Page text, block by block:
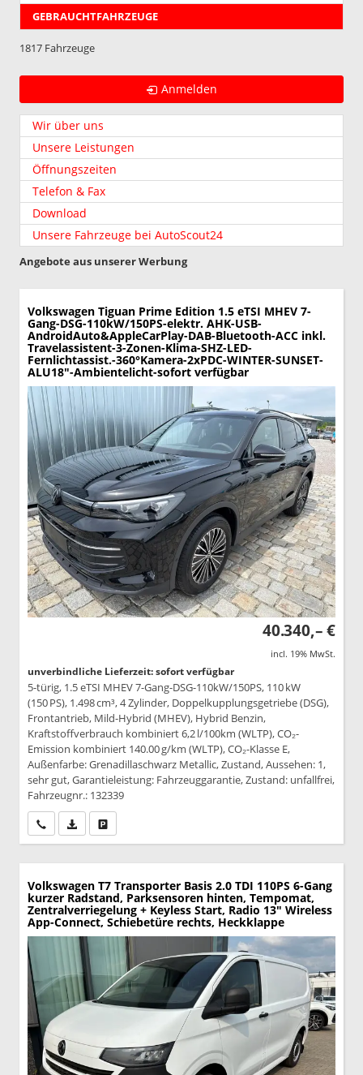
GEBRAUCHTFAHRZEUGE
1817 Fahrzeuge
Anmelden
Wir über uns
Unsere Leistungen
Öffnungszeiten
Telefon & Fax
Download
Unsere Fahrzeuge bei AutoScout24
Angebote aus unserer Werbung
Volkswagen Tiguan Prime Edition 1.5 eTSI MHEV 7-
Gang-DSG-110kW/150PS-elektr. AHK-USB-
AndroidAuto&AppleCarPlay-DAB-Bluetooth-ACC inkl.
Travelassistent-3-Zonen-Klima-SHZ-LED-
Fernlichtassist.-360°Kamera-2xPDC-WINTER-SUNSET-
ALU18"-Ambientelicht-sofort verfügbar
40.340,– €
incl. 19% MwSt.
unverbindliche Lieferzeit: sofort verfügbar
5-türig, 1.5 eTSI MHEV 7-Gang-DSG-110kW/150PS, 110 kW
(150 PS), 1.498 cm³, 4 Zylinder, Doppelkupplungsgetriebe (DSG),
Frontantrieb, Mild-Hybrid (MHEV), Hybrid Benzin,
Kraftstoffverbrauch kombiniert 6,2 l/100km (WLTP), CO₂-
Emission kombiniert 140.00 g/km (WLTP), CO₂-Klasse E,
Außenfarbe: Grenadillaschwarz Metallic, Zustand, Aussehen: 1,
sehr gut, Garantieleistung: Fahrzeuggarantie, Zustand: unfallfrei,
Fahrzeugnr.: 132339
Wir rufen Sie anPDF-Datei, Fahrzeugexposé drucken
Volkswagen T7 Transporter Basis 2.0 TDI 110PS 6-Gang
kurzer Radstand, Parksensoren hinten, Tempomat,
Zentralverriegelung + Keyless Start, Radio 13" Wireless
App-Connect, Schiebetüre rechts, Heckklappe